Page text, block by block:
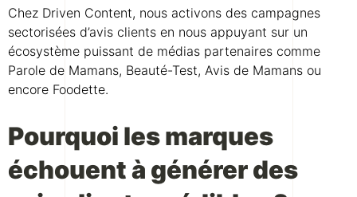
Chez Driven Content, nous activons des campagnes
sectorisées d’avis clients en nous appuyant sur un
écosystème puissant de médias partenaires comme
Parole de Mamans, Beauté-Test, Avis de Mamans ou
encore Foodette.
Pourquoi les marques
échouent à générer des